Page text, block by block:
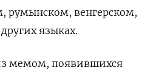
румынском, венгерском,
языках.
мемом, появившихся